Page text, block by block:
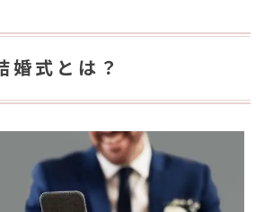
婚式とは？